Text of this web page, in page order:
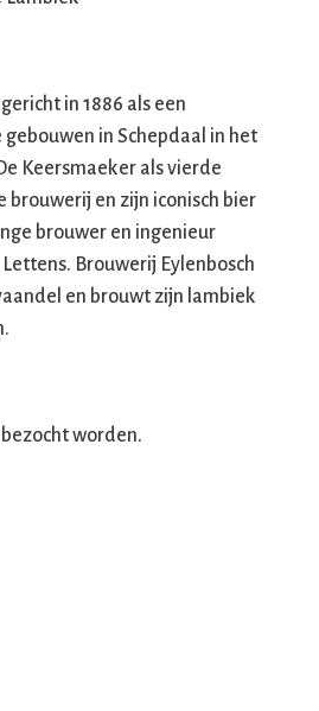
in 1886 als een
in Schepdaal in het
Keersmaeker als vierde
brouwerij en zijn iconisch bier
brouwer en ingenieur
Brouwerij Eylenbosch
en brouwt zijn lambiek
worden.